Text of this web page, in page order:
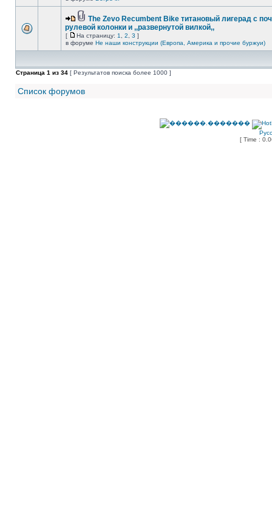
The Zevo Recumbent Bike титановый лигерад с
рулевой колонки и ,,развернутой вилкой,,
[ На страницу: 1 2 3 ]
в форуме Не наши конструкции (Европа, Америка и прочие буржуи)
Страница 1 из 34 [ Результатов поиска более 1000 ]
Список форумов
[ Time :